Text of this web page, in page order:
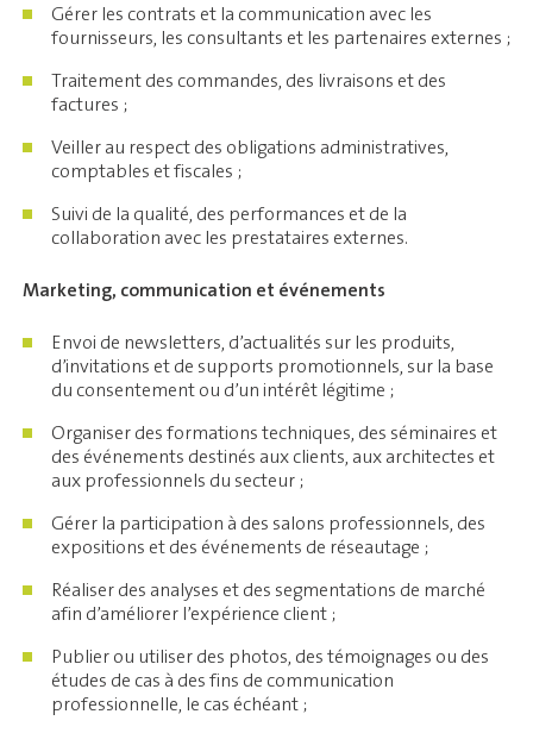
Gérer les contrats et la communication avec les
fournisseurs, les consultants et les partenaires externes ;
Traitement des commandes, des livraisons et des
factures ;
Veiller au respect des obligations administratives,
comptables et fiscales ;
Suivi de la qualité, des performances et de la
collaboration avec les prestataires externes.
Marketing, communication et événements
Envoi de newsletters, d’actualités sur les produits,
d’invitations et de supports promotionnels, sur la base
du consentement ou d’un intérêt légitime ;
Organiser des formations techniques, des séminaires et
des événements destinés aux clients, aux architectes et
aux professionnels du secteur ;
Gérer la participation à des salons professionnels, des
expositions et des événements de réseautage ;
Réaliser des analyses et des segmentations de marché
afin d’améliorer l’expérience client ;
Publier ou utiliser des photos, des témoignages ou des
études de cas à des fins de communication
professionnelle, le cas échéant ;